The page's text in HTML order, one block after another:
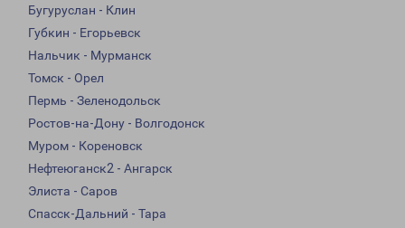
Бугуруслан - Клин
Губкин - Егорьевск
Нальчик - Мурманск
Томск - Орел
Пермь - Зеленодольск
Ростов-на-Дону - Волгодонск
Муром - Кореновск
Нефтеюганск2 - Ангарск
Элиста - Саров
Спасск-Дальний - Тара